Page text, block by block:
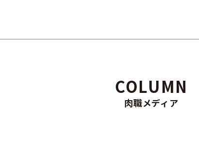
COLUMN
肉職メディア